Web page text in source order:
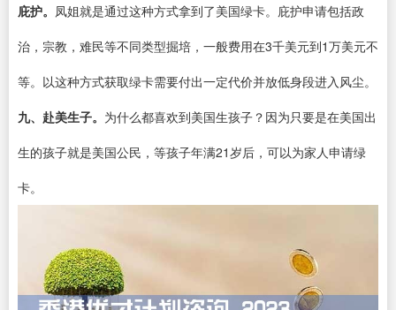
庇护。 凤姐就是通过这种方式拿到了美国绿卡。庇护申请包括政
治，宗教，难民等不同类型掘培，一般费用在3千美元到1万美元不
等。以这种方式获取绿卡需要付出一定代价并放低身段进入风尘。
九、赴美生子。 为什么都喜欢到美国生孩子？因为只要是在美国出
生的孩子就是美国公民，等孩子年满21岁后，可以为家人申请绿
卡。